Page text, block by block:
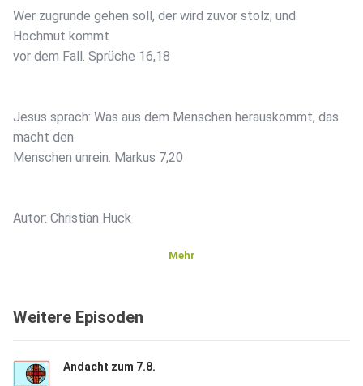
Wer zugrunde gehen soll, der wird zuvor stolz; und
Hochmut kommt
vor dem Fall. Sprüche 16,18
Jesus sprach: Was aus dem Menschen herauskommt, das
macht den
Menschen unrein. Markus 7,20
Autor: Christian Huck
Mehr
Weitere Episoden
Andacht zum 7.8.